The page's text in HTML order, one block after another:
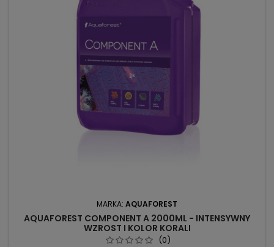
MARKA: AQUAFOREST
AQUAFOREST COMPONENT A 2000ML - INTENSYWNY
WZROST I KOLOR KORALI
(0)